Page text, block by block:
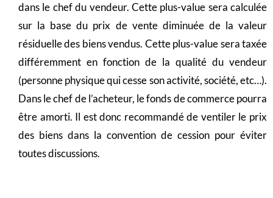
dans le chef du vendeur. Cette plus-value sera calculée
sur la base du prix de vente diminuée de la valeur
résiduelle des biens vendus. Cette plus-value sera taxée
différemment en fonction de la qualité du vendeur
(personne physique qui cesse son activité, société, etc…).
Dans le chef de l’acheteur, le fonds de commerce pourra
être amorti. Il est donc recommandé de ventiler le prix
des biens dans la convention de cession pour éviter
toutes discussions.